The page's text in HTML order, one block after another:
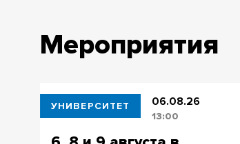
Мероприятия
УНИВЕРСИТЕТ 06.08.26
13:00